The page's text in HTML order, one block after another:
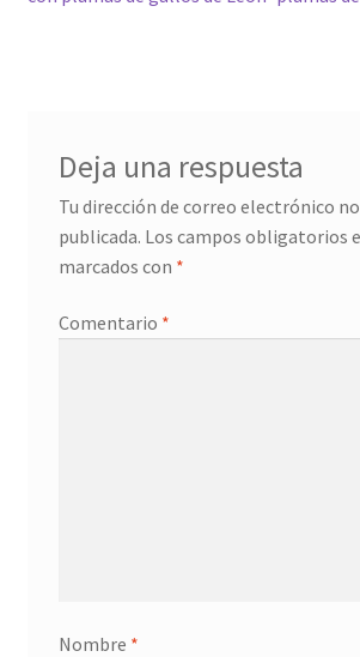
de
Deja una respuesta
Tu dirección de correo electrónico
publicada. Los campos obligatorios
marcados con *
Comentario *
Nombre *